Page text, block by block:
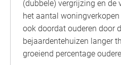
(dubbele) vergrijzing en de
het aantal
ook doordat ouderen door
bejaardentehuizen langer
groeiend percentage